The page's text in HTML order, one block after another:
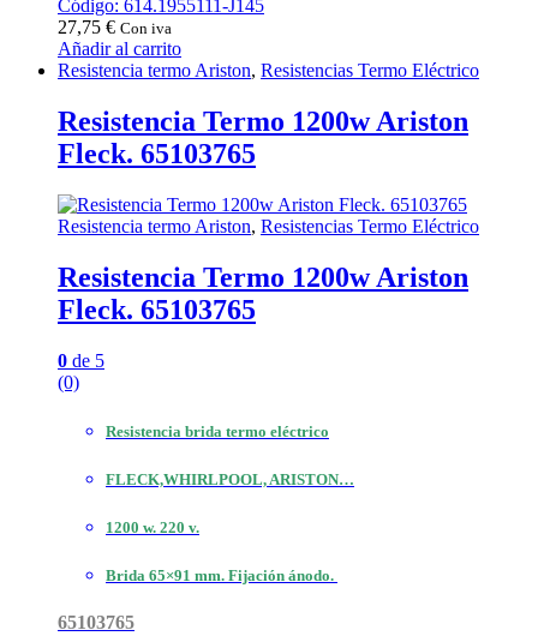
Código: 614.1955111-J145
27,75 € Con iva
Añadir al carrito
Resistencia termo Ariston, Resistencias Termo Eléctrico
Resistencia Termo 1200w Ariston
Fleck. 65103765
Resistencia termo Ariston, Resistencias Termo Eléctrico
Resistencia Termo 1200w Ariston
Fleck. 65103765
0 de 5
(0)
Resistencia brida termo eléctrico
FLECK,WHIRLPOOL, ARISTON…
1200 w. 220 v.
Brida 65×91 mm. Fijación ánodo.
65103765